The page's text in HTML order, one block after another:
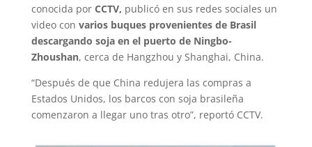
conocida por CCTV, publicó en sus redes sociales un
video con varios buques provenientes de Brasil
descargando soja en el puerto de Ningbo-
Zhoushan, cerca de Hangzhou y Shanghai, China.
“Después de que China redujera las compras a
Estados Unidos, los barcos con soja brasileña
comenzaron a llegar uno tras otro”, reportó CCTV.